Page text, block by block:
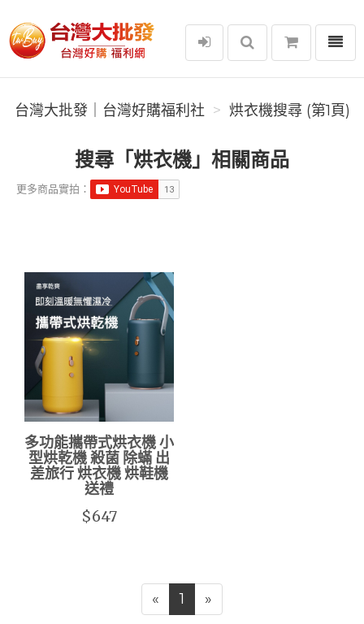
台灣大批發｜台灣好購福利社
選單
台灣大批發｜台灣好購福利社 烘衣機搜尋 (第1頁)
搜尋「烘衣機」相關商品
更多商品實拍：
多功能攜帶式烘衣機 小
型烘乾機 殺菌 除蟎 出
差旅行 烘衣機 烘鞋機
送禮
$647
« 1 »